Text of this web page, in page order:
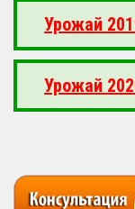
Урожай
Урожай